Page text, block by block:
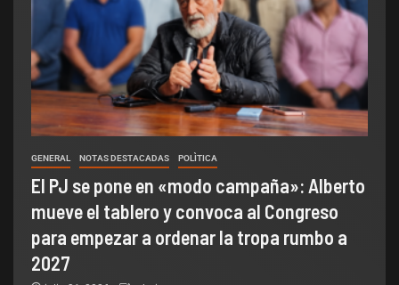
GENERAL NOTAS DESTACADAS POLÌTICA
El PJ se pone en «modo campaña»: Alberto
mueve el tablero y convoca al Congreso
para empezar a ordenar la tropa rumbo a
2027